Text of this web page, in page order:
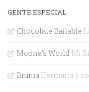
GENTE ESPECIAL
Chocolate Bailable
Moona's World Mi
Bruma Hermana y